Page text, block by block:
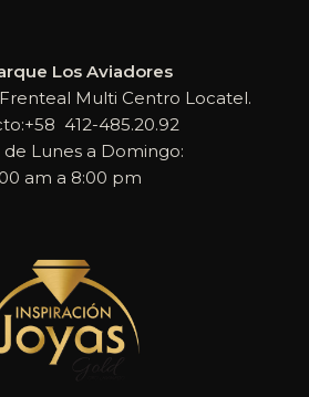
Los Aviadores
Multi Centro Locatel.
412-485.20.92
de Lunes a Domingo:
am a 8:00 pm